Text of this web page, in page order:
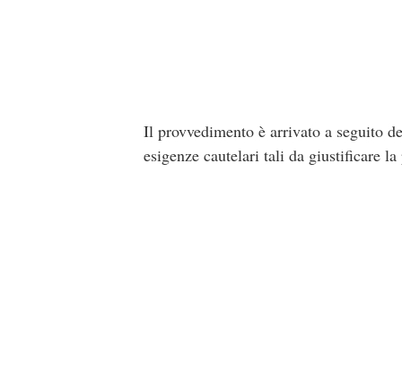
Il provvedimento è arrivato a seguito
esigenze cautelari tali da giustificare